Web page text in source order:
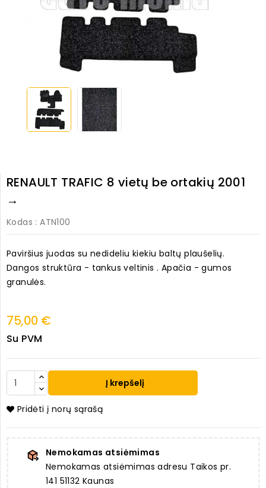
RENAULT TRAFIC 8 vietų be ortakių 2001
→
Kodas : ATN100
Paviršius juodas su nedideliu kiekiu baltų plaušelių.
Dangos struktūra - tankus veltinis . Apačia - gumos
granulės.
75,00 €
Su PVM
Į krepšelį
Pridėti į norų sąrašą
Nemokamas atsiėmimas
Nemokamas atsiėmimas adresu Taikos pr.
141 51132 Kaunas